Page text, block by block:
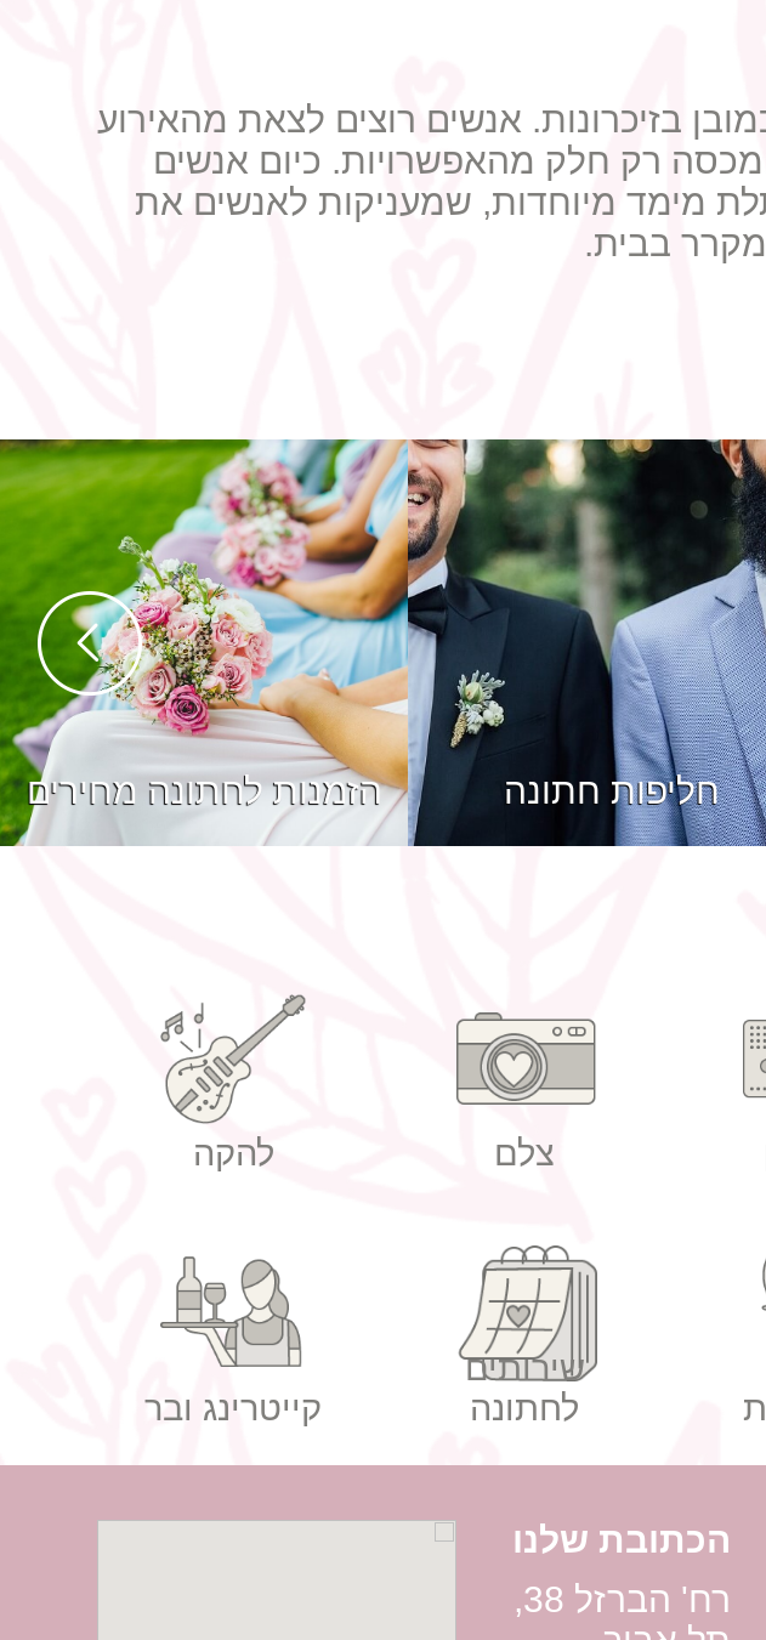
בזיכרונות. אנשים רוצים לצאת מהאירוע
רק חלק מהאפשרויות. כיום אנשים
מימד מיוחדות, שמעניקות לאנשים את
בבית.
חליפות חתונה הזמנות לחתונה מחירים
צלם להקה
שירותים
לחתונה
קייטרינג ובר
הכתובת שלנו
רח' הברזל 38,